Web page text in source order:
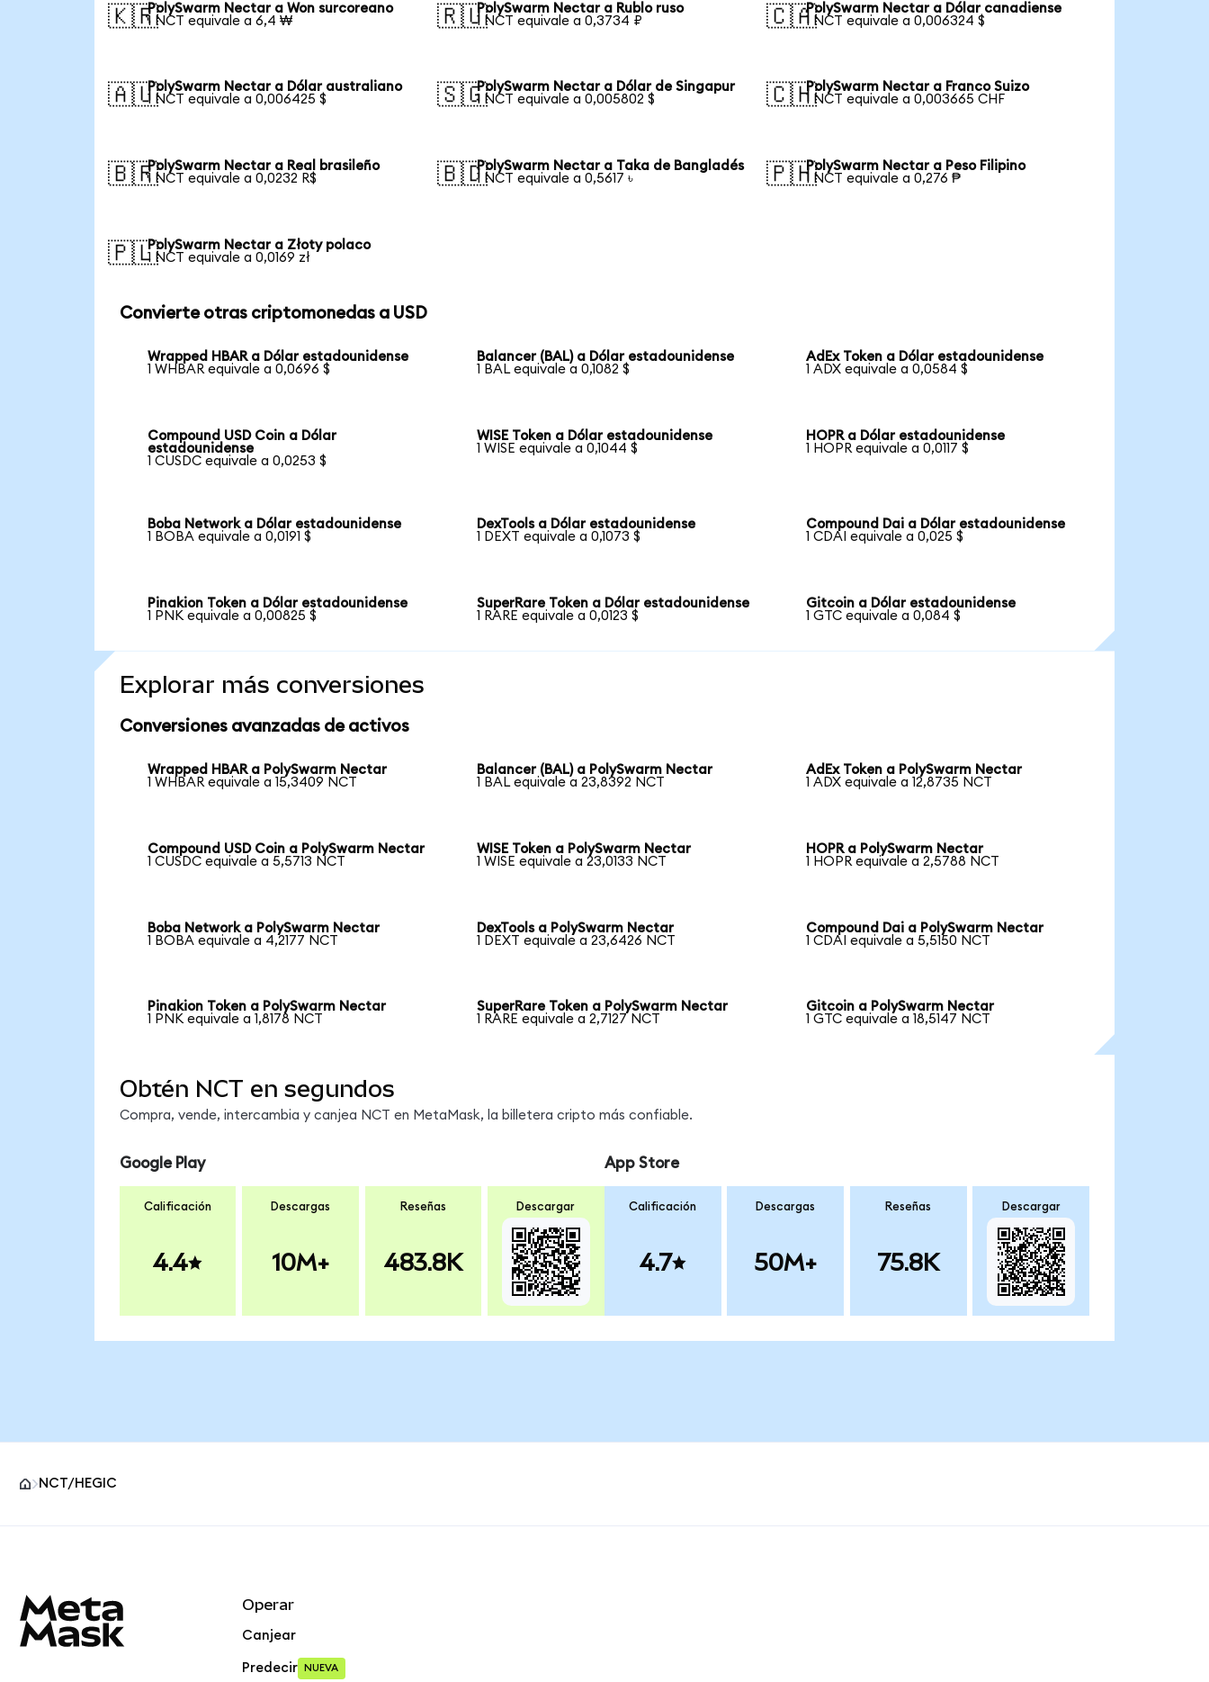
🇰🇷PolySwarm Nectar a Won surcoreano
1 NCT equivale a 6,4 ₩
🇷🇺PolySwarm Nectar a Rublo ruso
1 NCT equivale a 0,3734 ₽
🇨🇦PolySwarm Nectar a Dólar canadiense
1 NCT equivale a 0,006324 $
🇦🇺PolySwarm Nectar a Dólar australiano
1 NCT equivale a 0,006425 $
🇸🇬PolySwarm Nectar a Dólar de Singapur
1 NCT equivale a 0,005802 $
🇨🇭PolySwarm Nectar a Franco Suizo
1 NCT equivale a 0,003665 CHF
🇧🇷PolySwarm Nectar a Real brasileño
1 NCT equivale a 0,0232 R$
🇧🇩PolySwarm Nectar a Taka de Bangladés
1 NCT equivale a 0,5617 ৳
🇵🇭PolySwarm Nectar a Peso Filipino
1 NCT equivale a 0,276 ₱
🇵🇱PolySwarm Nectar a Złoty polaco
1 NCT equivale a 0,0169 zł
Convierte otras criptomonedas a USD
Wrapped HBAR a Dólar estadounidense
1 WHBAR equivale a 0,0696 $
Balancer (BAL) a Dólar estadounidense
1 BAL equivale a 0,1082 $
AdEx Token a Dólar estadounidense
1 ADX equivale a 0,0584 $
Compound USD Coin a Dólar
estadounidense
1 CUSDC equivale a 0,0253 $
WISE Token a Dólar estadounidense
1 WISE equivale a 0,1044 $
HOPR a Dólar estadounidense
1 HOPR equivale a 0,0117 $
Boba Network a Dólar estadounidense
1 BOBA equivale a 0,0191 $
DexTools a Dólar estadounidense
1 DEXT equivale a 0,1073 $
Compound Dai a Dólar estadounidense
1 CDAI equivale a 0,025 $
Pinakion Token a Dólar estadounidense
1 PNK equivale a 0,00825 $
SuperRare Token a Dólar estadounidense
1 RARE equivale a 0,0123 $
Gitcoin a Dólar estadounidense
1 GTC equivale a 0,084 $
Explorar más conversiones
Conversiones avanzadas de activos
Wrapped HBAR a PolySwarm Nectar
1 WHBAR equivale a 15,3409 NCT
Balancer (BAL) a PolySwarm Nectar
1 BAL equivale a 23,8392 NCT
AdEx Token a PolySwarm Nectar
1 ADX equivale a 12,8735 NCT
Compound USD Coin a PolySwarm Nectar
1 CUSDC equivale a 5,5713 NCT
WISE Token a PolySwarm Nectar
1 WISE equivale a 23,0133 NCT
HOPR a PolySwarm Nectar
1 HOPR equivale a 2,5788 NCT
Boba Network a PolySwarm Nectar
1 BOBA equivale a 4,2177 NCT
DexTools a PolySwarm Nectar
1 DEXT equivale a 23,6426 NCT
Compound Dai a PolySwarm Nectar
1 CDAI equivale a 5,5150 NCT
Pinakion Token a PolySwarm Nectar
1 PNK equivale a 1,8178 NCT
SuperRare Token a PolySwarm Nectar
1 RARE equivale a 2,7127 NCT
Gitcoin a PolySwarm Nectar
1 GTC equivale a 18,5147 NCT
Obtén NCT en segundos
Compra, vende, intercambia y canjea NCT en MetaMask, la billetera cripto más confiable.
Google Play
Calificación
4.4
Descargas
10M+
Reseñas
483.8K
Descargar
App Store
Calificación
4.7
Descargas
50M+
Reseñas
75.8K
Descargar
NCT/HEGIC
Operar
Canjear
Predecir NUEVA